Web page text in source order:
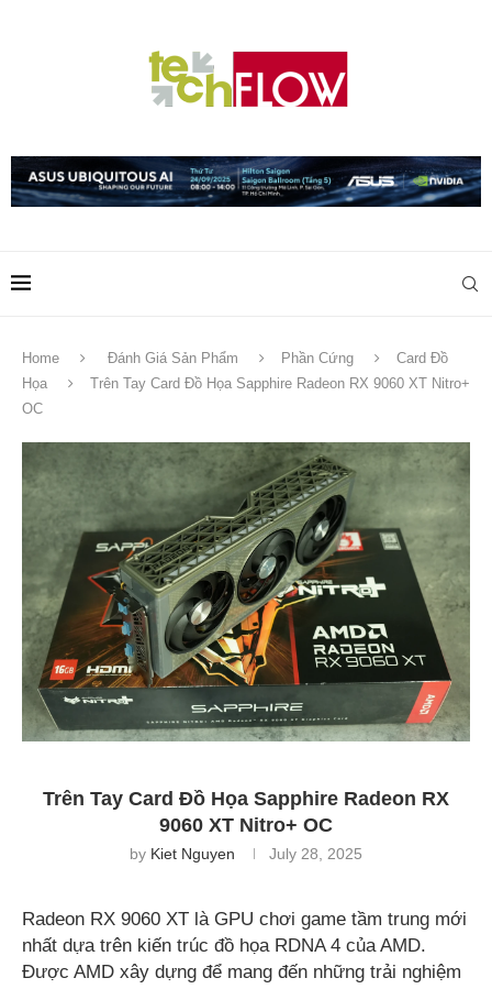
Home Đánh Giá Sản Phẩm Phần Cứng
Card Đồ
Họa
Trên Tay Card Đồ Họa Sapphire Radeon RX 9060 XT Nitro+
OC
Trên Tay Card Đồ Họa Sapphire Radeon RX
9060 XT Nitro+ OC
by Kiet Nguyen July 28, 2025
Radeon RX 9060 XT là GPU chơi game tầm trung mới
nhất dựa trên kiến trúc đồ họa RDNA 4 của AMD.
Được AMD xây dựng để mang đến những trải nghiệm